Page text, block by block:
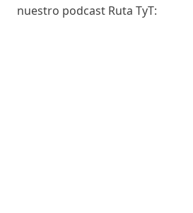
nuestro podcast Ruta TyT: